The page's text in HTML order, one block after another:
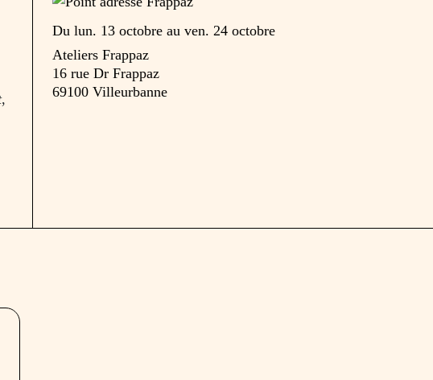
Du lun. 13 octobre au ven. 24 octobre
Ateliers Frappaz
16 rue Dr Frappaz
69100 Villeurbanne
,